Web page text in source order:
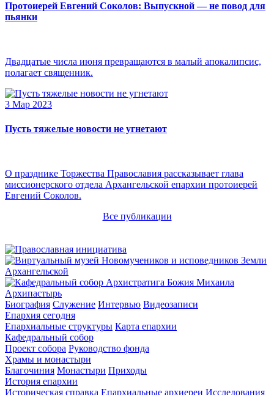
Протоиерей Евгений Соколов: Выпускной — не повод для
пьянки
Двадцатые числа июня превращаются в малый апокалипсис,
полагает священник.
3 Мар 2023
Пусть тяжелые новости не угнетают
О празднике Торжества Православия рассказывает глава
миссионерского отдела Архангельской епархии протоиерей
Евгений Соколов.
Все публикации
Архипастырь
Биография Служение Интервью Видеозаписи
Епархия сегодня
Епархиальные структуры Карта епархии
Кафедральный собор
Проект собора Руководство фонда
Храмы и монастыри
Благочиния Монастыри Приходы
История епархии
Историческая справка Епархиальные архиереи Исследования